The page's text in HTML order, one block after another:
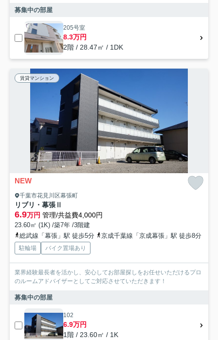
募集中の部屋
205号室
8.3万円
2階 / 28.47㎡ / 1DK
賃貸マンション
NEW
千葉市花見川区幕張町
リブリ・幕張Ⅱ
6.9万円 管理/共益費4,000円
23.60㎡ (1K) /築7年 /3階建
総武線「幕張」駅 徒歩5分
京成千葉線「京成幕張」駅 徒歩8分
駐輪場 バイク置場あり
業界経験最長者を活かし、安心してお部屋探しをお任せいただけるプロ
のルームアドバイザーとしてご対応させていただきます！
募集中の部屋
102
6.9万円
1階 / 23.60㎡ / 1K